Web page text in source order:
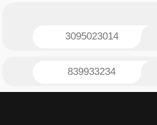
3095023014
839933234